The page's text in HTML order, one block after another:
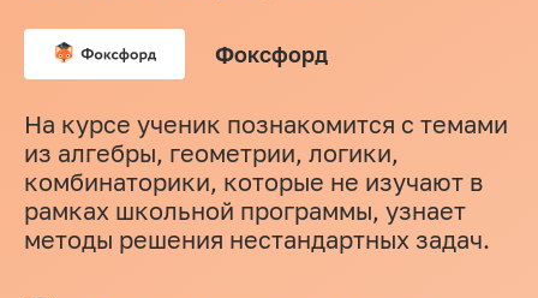
Фоксфорд
На курсе ученик познакомится с темами
из алгебры, геометрии, логики,
комбинаторики, которые не изучают в
рамках школьной программы, узнает
методы решения нестандартных задач.